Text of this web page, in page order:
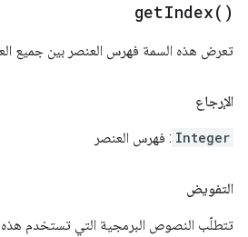
getIndex( )
تعرض هذه السمة فهرس العنصر بين جميع
الإرجاع
Integer : فهرس العنصر
التفويض
تتطلّب النصوص البرمجية التي تستخدم